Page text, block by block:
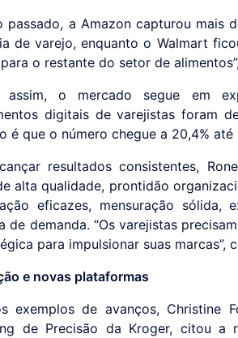
passado, a Amazon capturou mais
de varejo, enquanto o Walmart
o restante do setor de
assim, o mercado segue em
digitais de varejistas foram
é que o número chegue a 20,4% até
resultados consistentes,
alta qualidade, prontidão
eficazes, mensuração sólida,
de demanda. “Os varejistas
para impulsionar suas marcas”,
e novas plataformas
exemplos de avanços, Christine
de Precisão da Kroger, citou a